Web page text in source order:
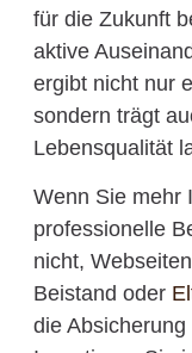
für die Zukunft
aktive
ergibt nicht nur
sondern trägt
Lebensqualität
Wenn Sie mehr
professionelle
nicht,
Beistand oder
die